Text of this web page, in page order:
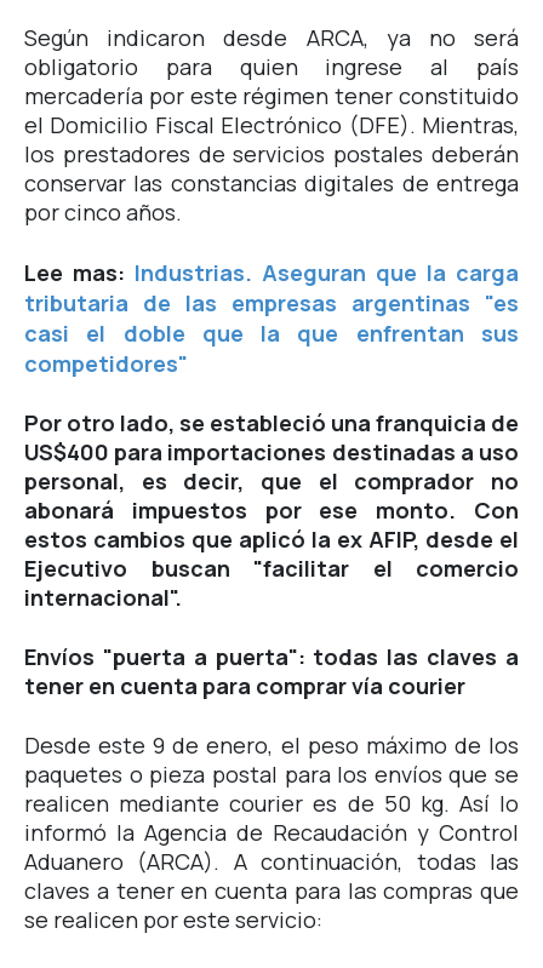
Según indicaron desde ARCA, ya no será
obligatorio para quien ingrese al país
mercadería por este régimen tener constituido
el Domicilio Fiscal Electrónico (DFE). Mientras,
los prestadores de servicios postales deberán
conservar las constancias digitales de entrega
por cinco años.
Lee mas: Industrias. Aseguran que la carga
tributaria de las empresas argentinas "es
casi el doble que la que enfrentan sus
competidores"
Por otro lado, se estableció una franquicia de
US$400 para importaciones destinadas a uso
personal, es decir, que el comprador no
abonará impuestos por ese monto. Con
estos cambios que aplicó la ex AFIP, desde el
Ejecutivo buscan "facilitar el comercio
internacional".
Envíos "puerta a puerta": todas las claves a
tener en cuenta para comprar vía courier
Desde este 9 de enero, el peso máximo de los
paquetes o pieza postal para los envíos que se
realicen mediante courier es de 50 kg. Así lo
informó la Agencia de Recaudación y Control
Aduanero (ARCA). A continuación, todas las
claves a tener en cuenta para las compras que
se realicen por este servicio: